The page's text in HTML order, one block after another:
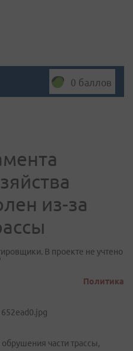
0 баллов
из-за
В проекте не учтено
Политика
части трассы,